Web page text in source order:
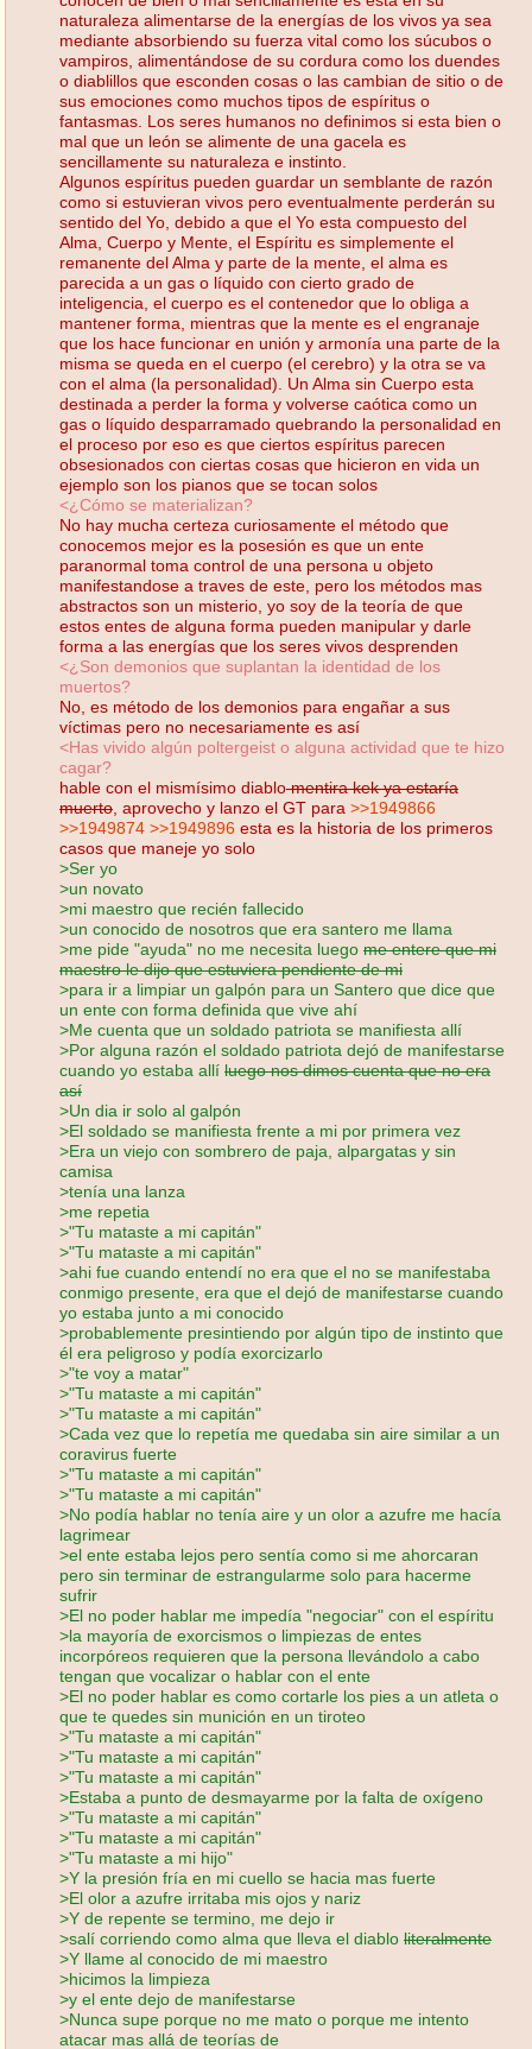
naturaleza alimentarse de la energías de los vivos ya sea
mediante absorbiendo su fuerza vital como los súcubos o
vampiros, alimentándose de su cordura como los duendes
o diablillos que esconden cosas o las cambian de sitio o de
sus emociones como muchos tipos de espíritus o
fantasmas. Los seres humanos no definimos si esta bien o
mal que un león se alimente de una gacela es
sencillamente su naturaleza e instinto.
Algunos espíritus pueden guardar un semblante de razón
como si estuvieran vivos pero eventualmente perderán su
sentido del Yo, debido a que el Yo esta compuesto del
Alma, Cuerpo y Mente, el Espíritu es simplemente el
remanente del Alma y parte de la mente, el alma es
parecida a un gas o líquido con cierto grado de
inteligencia, el cuerpo es el contenedor que lo obliga a
mantener forma, mientras que la mente es el engranaje
que los hace funcionar en unión y armonía una parte de la
misma se queda en el cuerpo (el cerebro) y la otra se va
con el alma (la personalidad). Un Alma sin Cuerpo esta
destinada a perder la forma y volverse caótica como un
gas o líquido desparramado quebrando la personalidad en
el proceso por eso es que ciertos espíritus parecen
obsesionados con ciertas cosas que hicieron en vida un
ejemplo son los pianos que se tocan solos
<¿Cómo se materializan?
No hay mucha certeza curiosamente el método que
conocemos mejor es la posesión es que un ente
paranormal toma control de una persona u objeto
manifestandose a traves de este, pero los métodos mas
abstractos son un misterio, yo soy de la teoría de que
estos entes de alguna forma pueden manipular y darle
forma a las energías que los seres vivos desprenden
<¿Son demonios que suplantan la identidad de los
muertos?
No, es método de los demonios para engañar a sus
víctimas pero no necesariamente es así
<Has vivido algún poltergeist o alguna actividad que te hizo
cagar?
hable con el mismísimo diablomentira kek ya estaría
muerto , aprovecho y lanzo el GT para >>1949866
>>1949874 >>1949896 esta es la historia de los primeros
casos que maneje yo solo
>Ser yo
>un novato
>mi maestro que recién fallecido
>un conocido de nosotros que era santero me llama
>me pide "ayuda" no me necesita luego me entere que mi
maestro le dijo que estuviera pendiente de mi
>para ir a limpiar un galpón para un Santero que dice que
un ente con forma definida que vive ahí
>Me cuenta que un soldado patriota se manifiesta allí
>Por alguna razón el soldado patriota dejó de manifestarse
cuando yo estaba allí luego nos dimos cuenta que no era
así
>Un dia ir solo al galpón
>El soldado se manifiesta frente a mi por primera vez
>Era un viejo con sombrero de paja, alpargatas y sin
camisa
>tenía una lanza
>me repetia
>"Tu mataste a mi capitán"
>"Tu mataste a mi capitán"
>ahi fue cuando entendí no era que el no se manifestaba
conmigo presente, era que el dejó de manifestarse cuando
yo estaba junto a mi conocido
>probablemente presintiendo por algún tipo de instinto que
él era peligroso y podía exorcizarlo
>"te voy a matar"
>"Tu mataste a mi capitán"
>"Tu mataste a mi capitán"
>Cada vez que lo repetía me quedaba sin aire similar a un
coravirus fuerte
>"Tu mataste a mi capitán"
>"Tu mataste a mi capitán"
>No podía hablar no tenía aire y un olor a azufre me hacía
lagrimear
>el ente estaba lejos pero sentía como si me ahorcaran
pero sin terminar de estrangularme solo para hacerme
sufrir
>El no poder hablar me impedía "negociar" con el espíritu
>la mayoría de exorcismos o limpiezas de entes
incorpóreos requieren que la persona llevándolo a cabo
tengan que vocalizar o hablar con el ente
>El no poder hablar es como cortarle los pies a un atleta o
que te quedes sin munición en un tiroteo
>"Tu mataste a mi capitán"
>"Tu mataste a mi capitán"
>"Tu mataste a mi capitán"
>Estaba a punto de desmayarme por la falta de oxígeno
>"Tu mataste a mi capitán"
>"Tu mataste a mi capitán"
>"Tu mataste a mi hijo"
>Y la presión fría en mi cuello se hacia mas fuerte
>El olor a azufre irritaba mis ojos y nariz
>Y de repente se termino, me dejo ir
>salí corriendo como alma que lleva el diablo literalmente
>Y llame al conocido de mi maestro
>hicimos la limpieza
>y el ente dejo de manifestarse
>Nunca supe porque no me mato o porque me intento
atacar mas allá de teorías de